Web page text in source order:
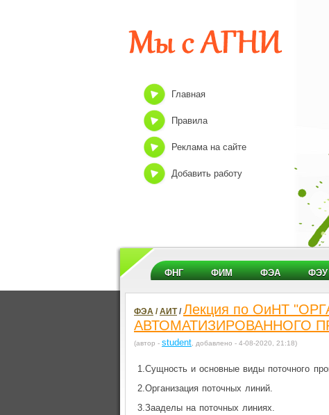
Главная
Правила
Реклама на сайте
Добавить работу
ФНГ ФИМ ФЭА ФЭУ
ФЭА /АИТ/ Лекция по ОиНТ
АВТОМАТИЗИРОВАННОГО
(автор - student , добавлено - 4-08-2020, 21:18)
1.Сущность и основные виды поточного
2.Организация поточных линий.
3.Зааделы на поточных линиях.